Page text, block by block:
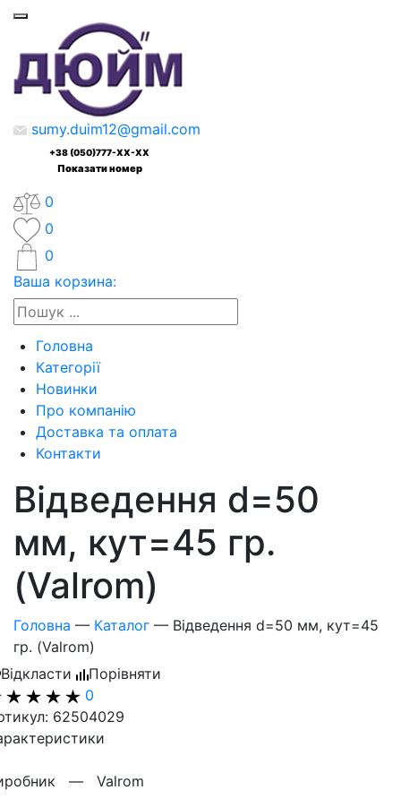
sumy.duim12@gmail.com
+38 (050)777-XX-XX
Показати номер
0
0
0
Ваша корзина:
Головна
Категорії
Новинки
Про компанію
Доставка та оплата
Контакти
Відведення d=50
мм, кут=45 гр.
(Valrom)
Головна — Каталог — Відведення d=50 мм, кут=45
гр. (Valrom)
Відкласти
Порівняти
0
62504029
— Valrom